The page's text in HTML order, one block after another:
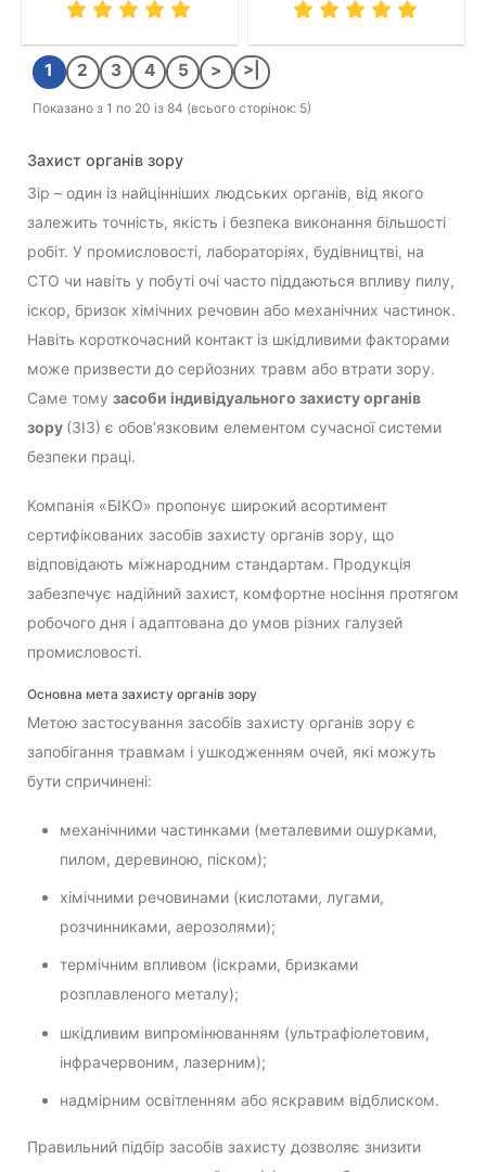
1 2 3 4 5 > >|
Показано з 1 по 20 із 84 (всього сторінок: 5)
Захист органів зору
Зір – один із найцінніших людських органів, від якого
залежить точність, якість і безпека виконання більшості
робіт. У промисловості, лабораторіях, будівництві, на
СТО чи навіть у побуті очі часто піддаються впливу пилу,
іскор, бризок хімічних речовин або механічних частинок.
Навіть короткочасний контакт із шкідливими факторами
може призвести до серйозних травм або втрати зору.
Саме тому засоби індивідуального захисту органів
зору (ЗІЗ) є обов’язковим елементом сучасної системи
безпеки праці.
Компанія «БІКО» пропонує широкий асортимент
сертифікованих засобів захисту органів зору, що
відповідають міжнародним стандартам. Продукція
забезпечує надійний захист, комфортне носіння протягом
робочого дня і адаптована до умов різних галузей
промисловості.
Основна мета захисту органів зору
Метою застосування засобів захисту органів зору є
запобігання травмам і ушкодженням очей, які можуть
бути спричинені:
механічними частинками (металевими ошурками,
пилом, деревиною, піском);
хімічними речовинами (кислотами, лугами,
розчинниками, аерозолями);
термічним впливом (іскрами, бризками
розплавленого металу);
шкідливим випромінюванням (ультрафіолетовим,
інфрачервоним, лазерним);
надмірним освітленням або яскравим відблиском.
Правильний підбір засобів захисту дозволяє знизити